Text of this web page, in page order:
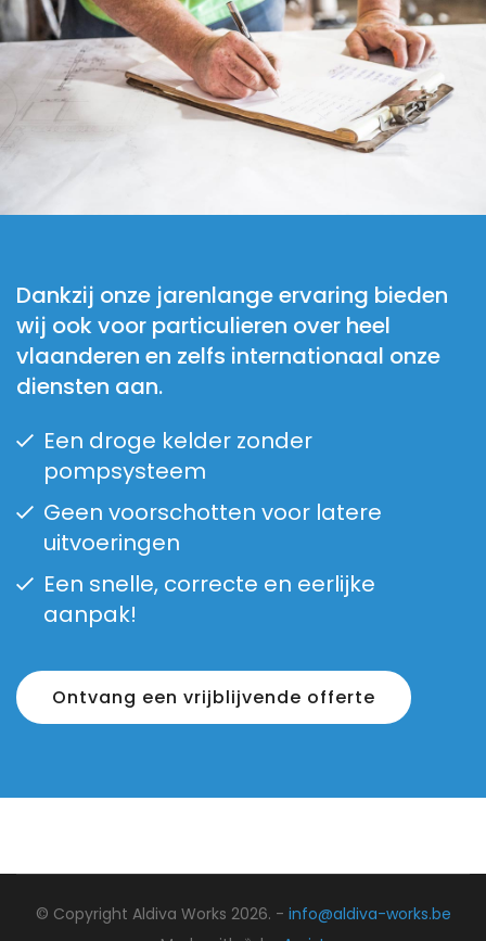
Dankzij onze jarenlange ervaring bieden
wij ook voor particulieren over heel
vlaanderen en zelfs internationaal onze
diensten aan.
Een droge kelder zonder
pompsysteem
Geen voorschotten voor latere
uitvoeringen
Een snelle, correcte en eerlijke
aanpak!
Ontvang een vrijblijvende offerte
© Copyright Aldiva Works 2026. - info@aldiva-works.be